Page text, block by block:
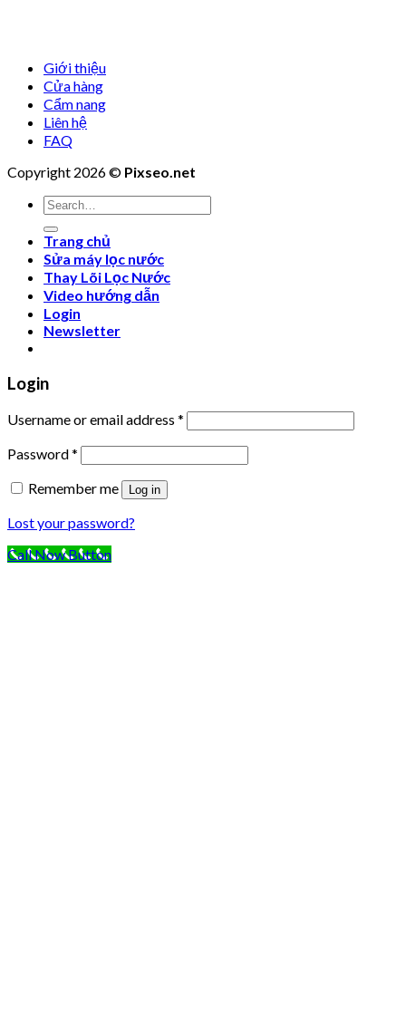
Giới thiệu
Cửa hàng
Cẩm nang
Liên hệ
FAQ
Copyright 2026 © Pixseo.net
Search
for:
Trang chủ
Sửa máy lọc nước
Thay Lõi Lọc Nước
Video hướng dẫn
Login
Newsletter
Login
Username or email address *
Password*
Remember me
Log in
Lost your password?
Call Now Button